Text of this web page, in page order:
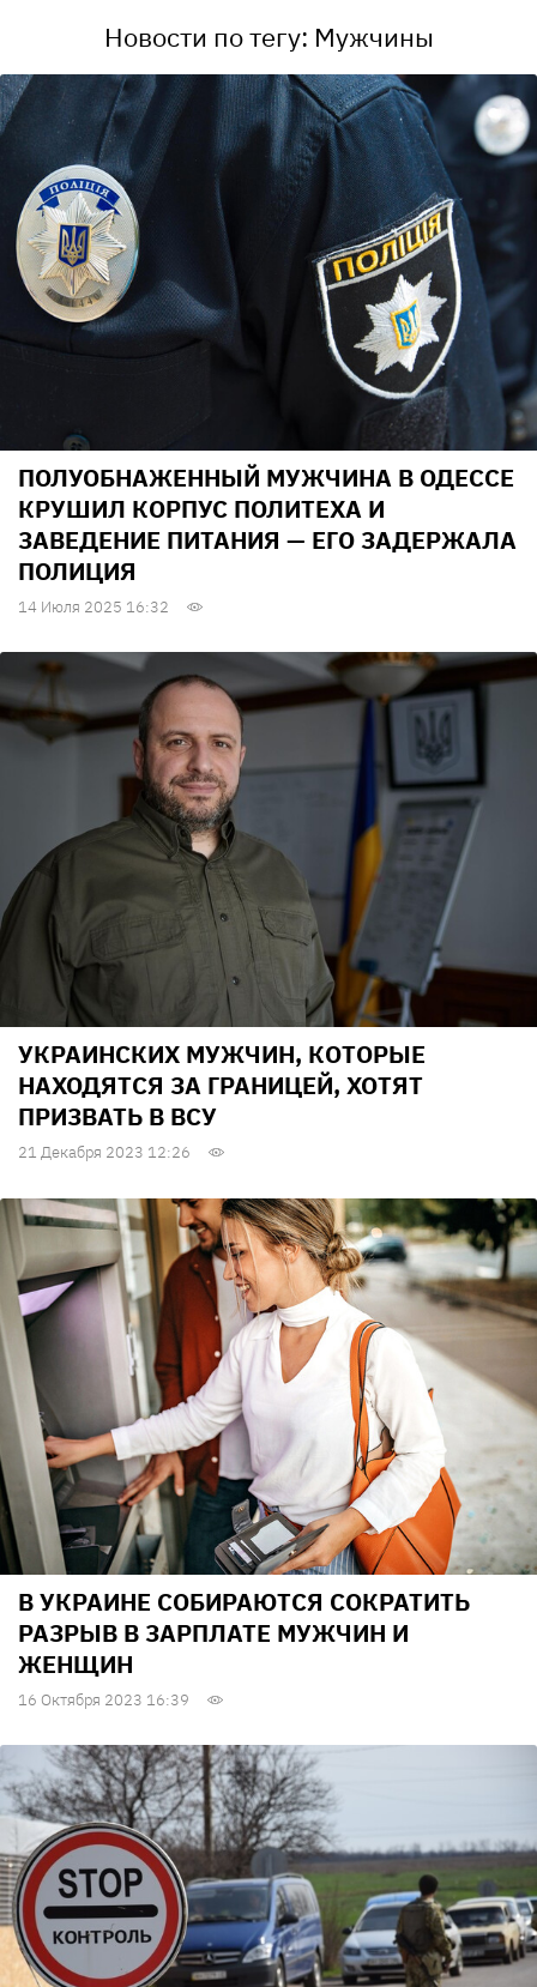
Новости по тегу: Мужчины
ПОЛУОБНАЖЕННЫЙ МУЖЧИНА В ОДЕССЕ
КРУШИЛ КОРПУС ПОЛИТЕХА И
ЗАВЕДЕНИЕ ПИТАНИЯ — ЕГО ЗАДЕРЖАЛА
ПОЛИЦИЯ
14 Июля 2025 16:32
УКРАИНСКИХ МУЖЧИН, КОТОРЫЕ
НАХОДЯТСЯ ЗА ГРАНИЦЕЙ, ХОТЯТ
ПРИЗВАТЬ В ВСУ
21 Декабря 2023 12:26
В УКРАИНЕ СОБИРАЮТСЯ СОКРАТИТЬ
РАЗРЫВ В ЗАРПЛАТЕ МУЖЧИН И
ЖЕНЩИН
16 Октября 2023 16:39